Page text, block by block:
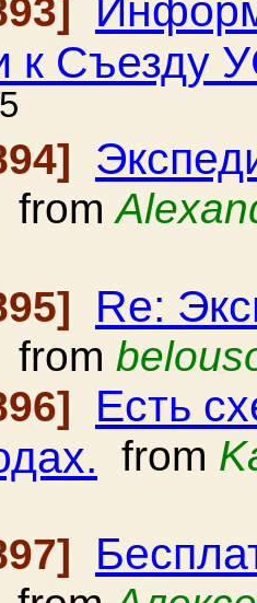
к Съезду
from
Re:
from
Есть
from